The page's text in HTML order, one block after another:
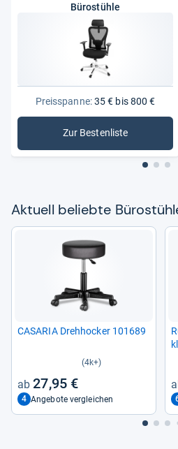
Bürostühle
Preisspanne:35 € bis 800 €
Zur Bestenliste
: Bürostühle
Aktu­ell beliebte
CASA­RIA Dreh­ho­cker 101689
(4k+)
27,95 €
4 Angebote vergleichen